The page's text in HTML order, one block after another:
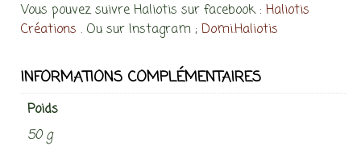
Vous pouvez suivre Haliotis sur facebook :Haliotis
Créations . Ou sur Instagram ;Domi.Haliotis
INFORMATIONS COMPLÉMENTAIRES
Poids
50 g